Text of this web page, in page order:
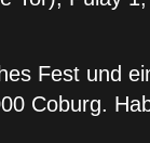
Fest und
Coburg.